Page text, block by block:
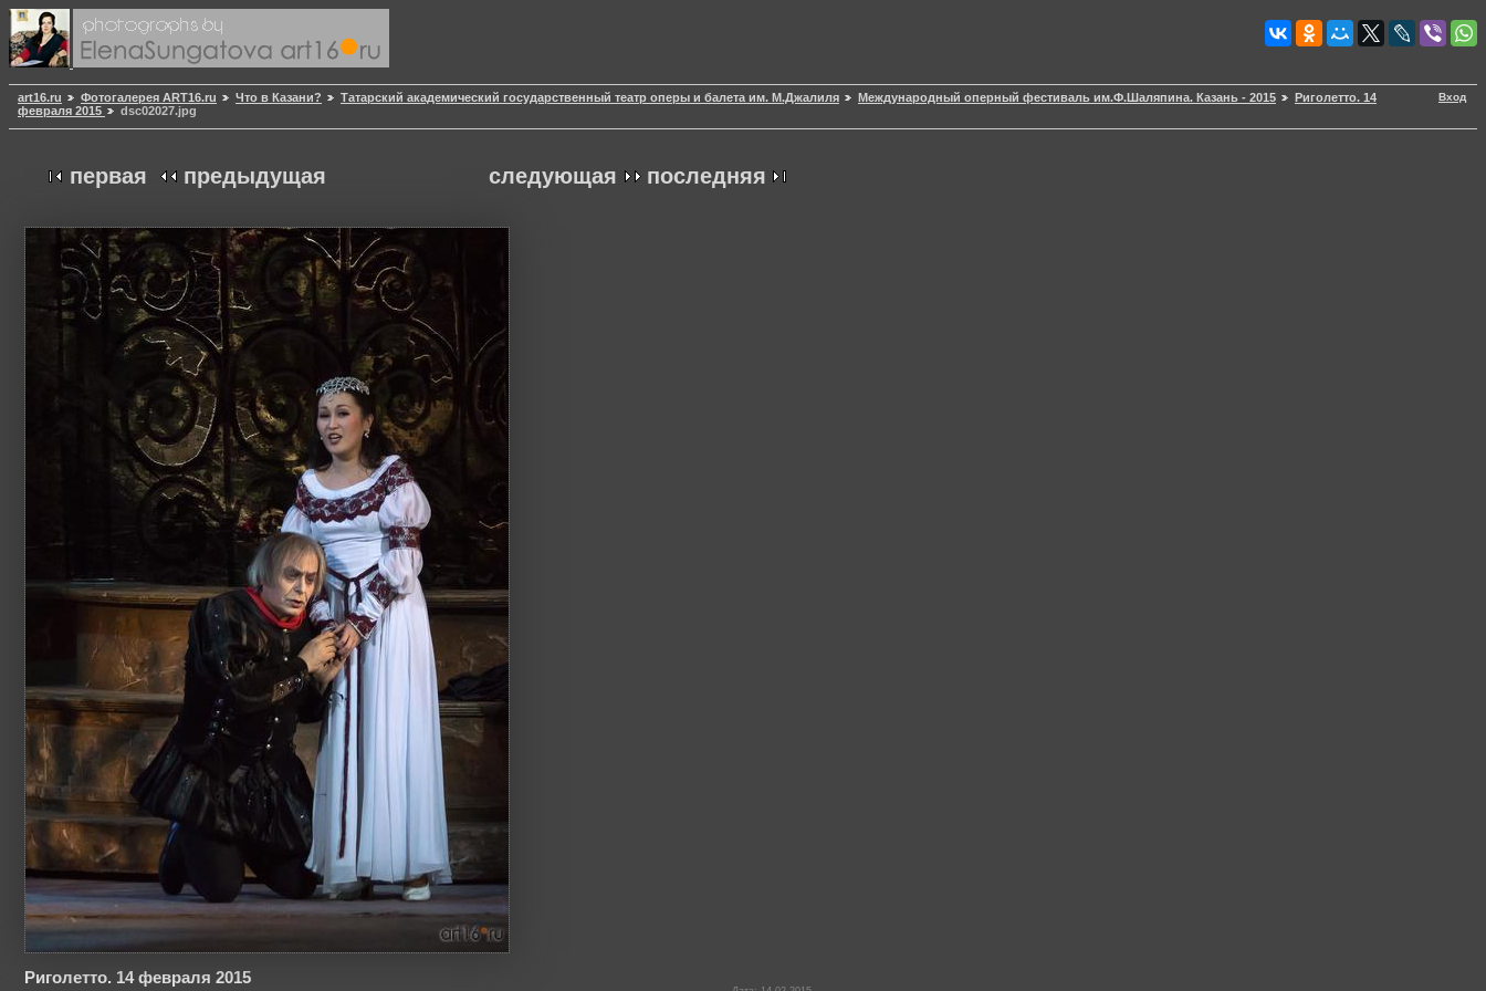
Вход
art16.ru Фотогалерея ART16.ru Что в Казани? Татарский академический государственный театр оперы и балета им. М.Джалиля Международный оперный фестиваль им.Ф.Шаляпина. Казань - 2015
Риголетто. 14
февраля 2015
dsc02027.jpg
следующая последняя
первая предыдущая
Риголетто. 14 февраля 2015